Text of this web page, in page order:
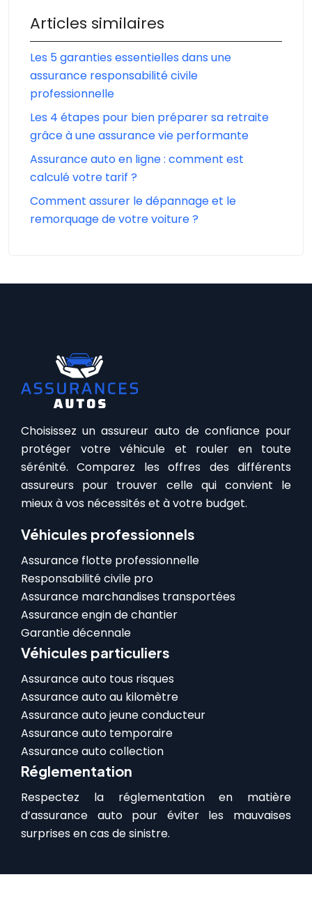
Articles similaires
Les 5 garanties essentielles dans une
assurance responsabilité civile
professionnelle
Les 4 étapes pour bien préparer sa retraite
grâce à une assurance vie performante
Assurance auto en ligne : comment est
calculé votre tarif ?
Comment assurer le dépannage et le
remorquage de votre voiture ?
Choisissez un assureur auto de confiance pour
protéger votre véhicule et rouler en toute
sérénité. Comparez les offres des différents
assureurs pour trouver celle qui convient le
mieux à vos nécessités et à votre budget.
Véhicules professionnels
Assurance flotte professionnelle
Responsabilité civile pro
Assurance marchandises transportées
Assurance engin de chantier
Garantie décennale
Véhicules particuliers
Assurance auto tous risques
Assurance auto au kilomètre
Assurance auto jeune conducteur
Assurance auto temporaire
Assurance auto collection
Réglementation
Respectez la réglementation en matière
d’assurance auto pour éviter les mauvaises
surprises en cas de sinistre.